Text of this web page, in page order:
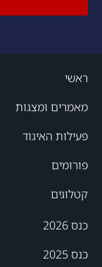
ראשי
מאמרים ומצגות
פעילות האיגוד
פורומים
קטלוגים
כנס 2026
כנס 2025